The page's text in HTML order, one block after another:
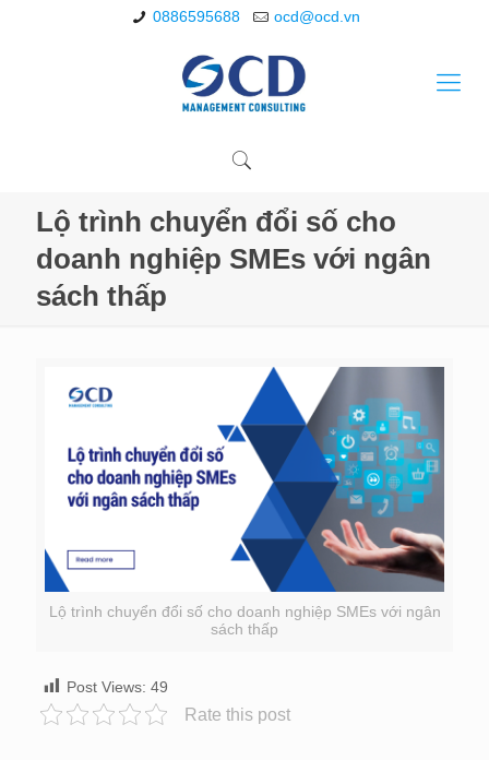
0886595688 ocd@ocd.vn
Lộ trình chuyển đổi số cho
doanh nghiệp SMEs với ngân
sách thấp
Lộ trình chuyển đổi số cho doanh nghiệp SMEs với ngân
sách thấp
Post Views: 49
Rate this post